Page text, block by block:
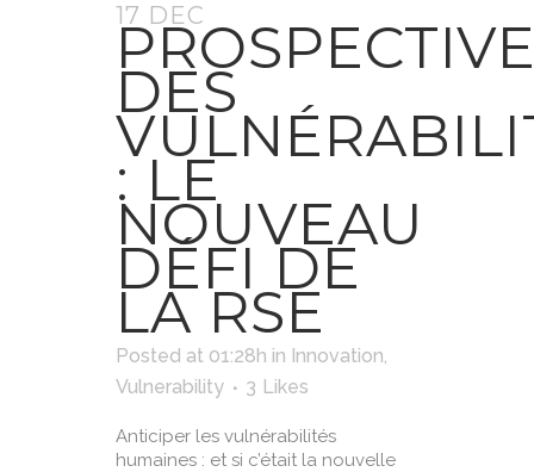
17 DEC
DES
: LE
NOUVEAU
DÉFI DE
LA RSE
Posted at 01:28h in Innovation,
Vulnerability
3 Likes
Anticiper les vulnérabilités
humaines : et si c’était la nouvelle